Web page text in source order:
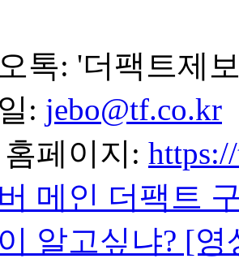
톡: '더팩트제
: jebo@tf.co.kr
홈페이지:
메인 더팩트
알고싶냐? [